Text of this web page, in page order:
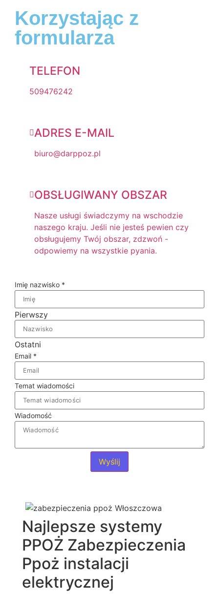
Korzystając z
formularza
Imię nazwisko *
Pierwszy
Ostatni
Email *
Temat wiadomości
Wiadomość
Wyślij
TELEFON
509476242
ADRES E-MAIL
biuro@darppoz.pl
OBSŁUGIWANY OBSZAR
Nasze usługi świadczymy na wschodzie
naszego kraju. Jeśli nie jesteś pewien czy
obsługujemy Twój obszar, zdzwoń -
odpowiemy na wszystkie pyania.
Najlepsze systemy
PPOŻ Zabezpieczenia
Ppoż instalacji
elektrycznej